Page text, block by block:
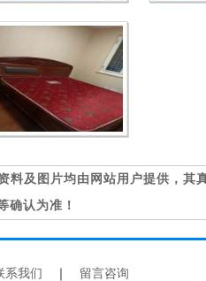
及图片均由网站用户提供，
确认为准！
系我们 留言咨询